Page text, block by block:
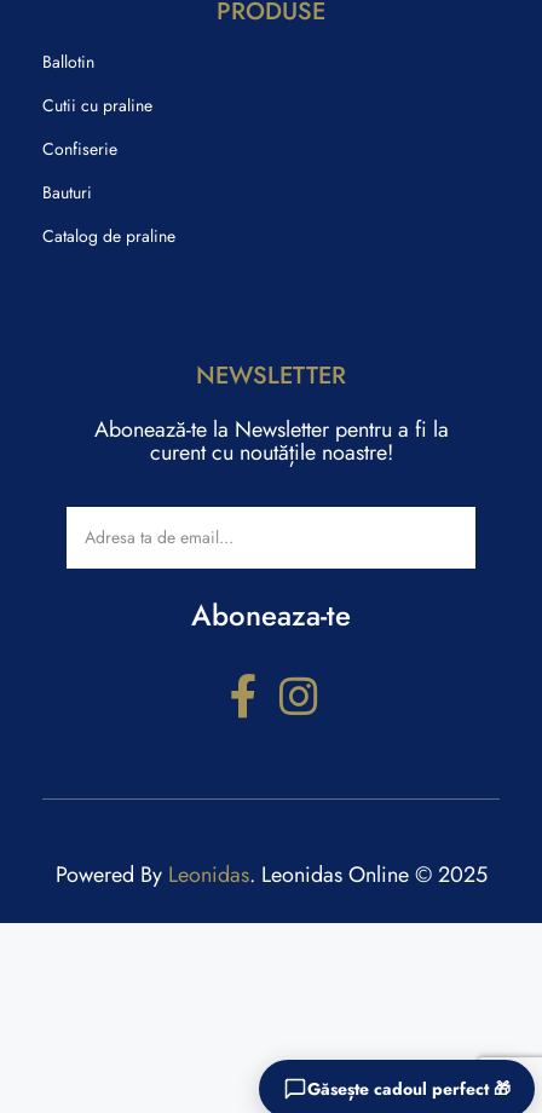
PRODUSE
Ballotin
Cutii cu praline
Confiserie
Bauturi
Catalog de praline
NEWSLETTER
Abonează-te la Newsletter pentru a fi la
curent cu noutățile noastre!
Aboneaza-te
Powered By Leonidas. Leonidas Online © 2025
Configurator cadouri
Găsește cadoul perfect 🎁